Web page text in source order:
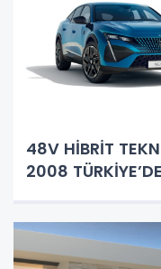
48V HİBRİT
2008 TÜRKİYE’DE